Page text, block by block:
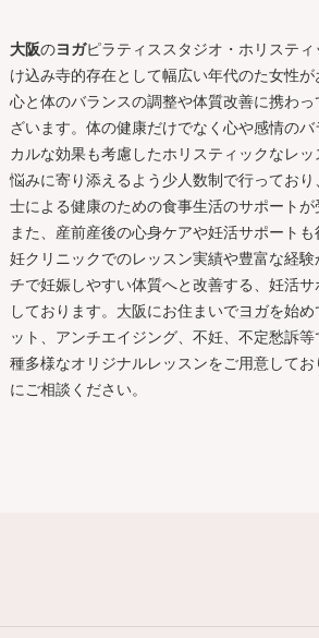
大阪のヨガピラティススタジオ・ホリスティ
け込み寺的存在として幅広い年代のた女性が
心と体のバランスの調整や体質改善に携わ
ざいます。体の健康だけでなく心や感情のバ
カルな効果も考慮したホリスティックなレ
悩みに寄り添えるよう少人数制で行ってお
士による健康のための食事生活のサポートが
また、産前産後の心身ケアや妊活サポート
妊クリニックでのレッスン実績や豊富な経
チで妊娠しやすい体質へと改善する、妊活
しております。 大阪 にお住まいでヨガを始め
ット、アンチエイジング、不妊、不定愁訴
種多様なオリジナルレッスンをご用意して
にご相談ください。